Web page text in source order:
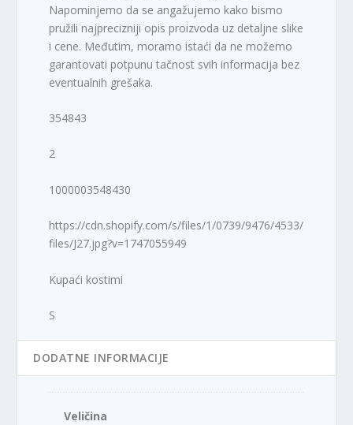
Napominjemo da se angažujemo kako bismo
pružili najprecizniji opis proizvoda uz detaljne slike
i cene. Međutim, moramo istaći da ne možemo
garantovati potpunu tačnost svih informacija bez
eventualnih grešaka.
354843
2
1000003548430
https://cdn.shopify.com/s/files/1/0739/9476/4533/
files/J27.jpg?v=1747055949
Kupaći kostimi
S
DODATNE INFORMACIJE
Veličina